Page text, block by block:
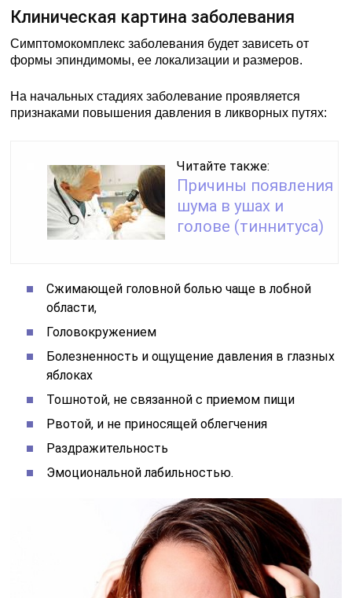
Клиническая картина заболевания
Симптомокомплекс заболевания будет зависеть от
формы эпиндимомы, ее локализации и размеров.
На начальных стадиях заболевание проявляется
признаками повышения давления в ликворных путях:
Читайте также:
Причины появления
шума в ушах и
голове (тиннитуса)
Сжимающей головной болью чаще в лобной
области,
Головокружением
Болезненность и ощущение давления в глазных
яблоках
Тошнотой, не связанной с приемом пищи
Рвотой, и не приносящей облегчения
Раздражительность
Эмоциональной лабильностью.